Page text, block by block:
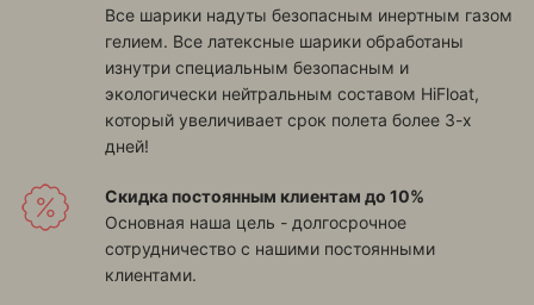
Все шарики надуты безопасным инертным газом
гелием. Все латексные шарики обработаны
изнутри специальным безопасным и
экологически нейтральным составом HiFloat,
который увеличивает срок полета более 3-х
дней!
Скидка постоянным клиентам до 10%
Основная наша цель - долгосрочное
сотрудничество с нашими постоянными
клиентами.